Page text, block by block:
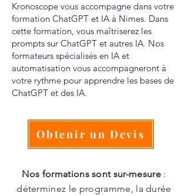
Kronoscope vous accompagne dans votre
formation ChatGPT et IA à Nimes. Dans
cette formation, vous maîtriserez les
prompts sur ChatGPT et autres IA. Nos
formateurs spécialisés en IA et
automatisation vous accompagneront à
votre rythme pour apprendre les bases de
ChatGPT et des IA.
Obtenir un Devis
Nos formations sont sur-mesure:
déterminez le programme, la durée